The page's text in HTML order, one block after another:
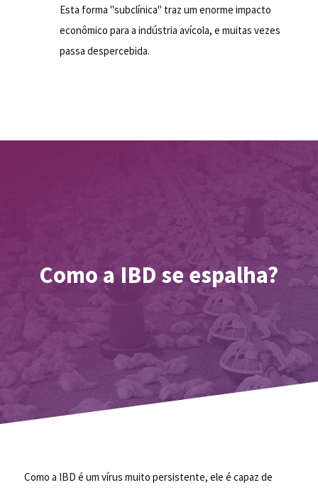
Esta forma "subclínica" traz um enorme impacto
econômico para a indústria avícola, e muitas vezes
passa despercebida.
Como a IBD se espalha?
Como a IBD é um vírus muito persistente, ele é capaz de